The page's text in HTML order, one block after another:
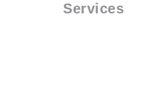
Services